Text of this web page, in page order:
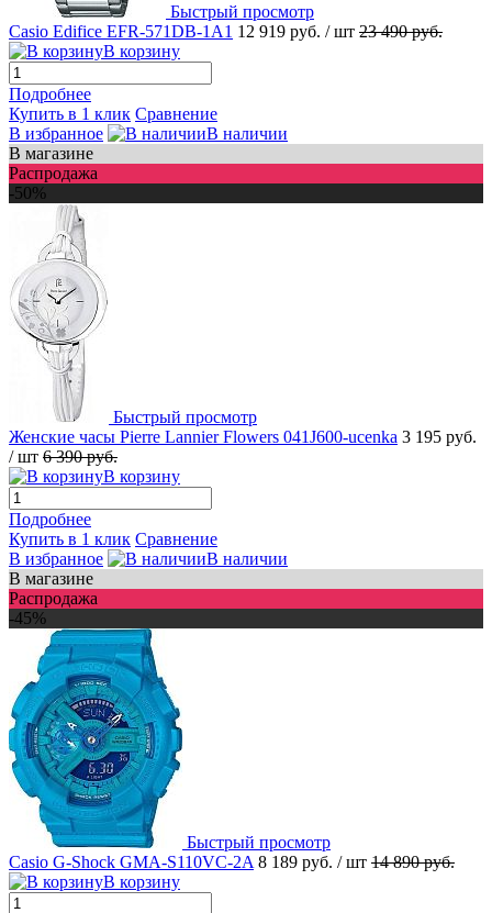
Быстрый просмотр
Casio Edifice EFR-571DB-1A1 12 919 руб. / шт 23 490 руб.
В корзину
Подробнее
Купить в 1 клик Сравнение
В избранное
В наличии
В магазине
Распродажа
-50%
Быстрый просмотр
Женские часы Pierre Lannier Flowers 041J600-ucenka 3 195 руб.
/ шт 6 390 руб.
В корзину
Подробнее
Купить в 1 клик Сравнение
В избранное
В наличии
В магазине
Распродажа
-45%
Быстрый просмотр
Casio G-Shock GMA-S110VC-2A 8 189 руб. / шт 14 890 руб.
В корзину